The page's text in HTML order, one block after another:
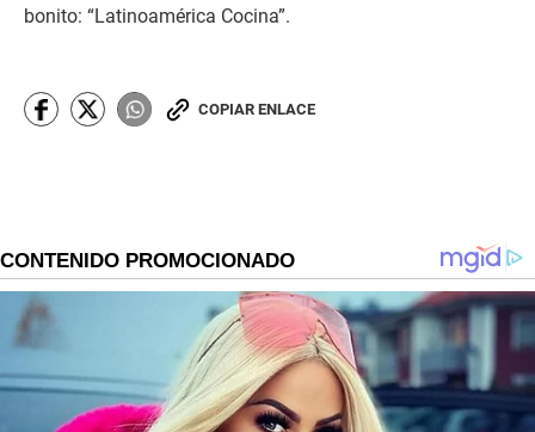
bonito: “Latinoamérica Cocina”.
COPIAR ENLACE